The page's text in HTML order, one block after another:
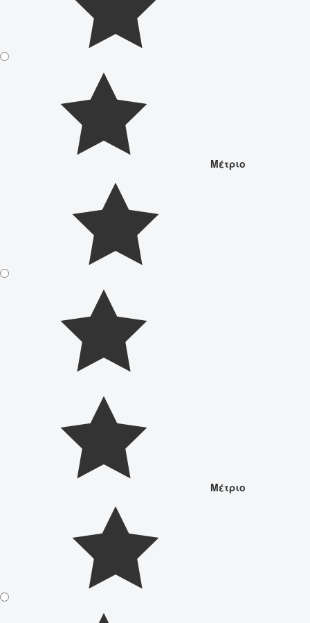
Μέτριο
Μέτριο